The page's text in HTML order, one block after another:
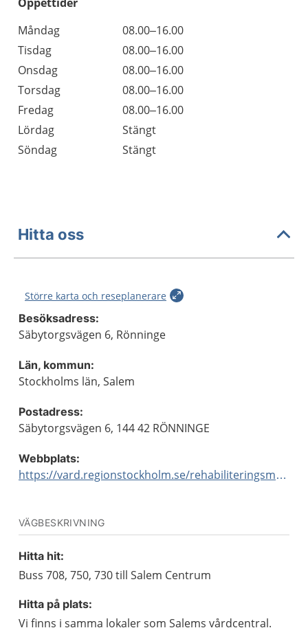
Dag
Öppettider
Kommentarer
Måndag
08.00–16.00
Tisdag
08.00–16.00
Onsdag
08.00–16.00
Torsdag
08.00–16.00
Fredag
08.00–16.00
Lördag
Stängt
Söndag
Stängt
Hitta oss
Större karta och reseplanerare
Besöksadress:
Säbytorgsvägen 6, Rönninge
Län, kommun:
Stockholms län, Salem
Postadress:
Säbytorgsvägen 6, 144 42 RÖNNINGE
Webbplats:
https://vard.regionstockholm.se/rehabiliteringsmottagningar/
VÄGBESKRIVNING
Hitta hit:
Buss 708, 750, 730 till Salem Centrum
Hitta på plats:
Vi finns i samma lokaler som Salems vårdcentral.